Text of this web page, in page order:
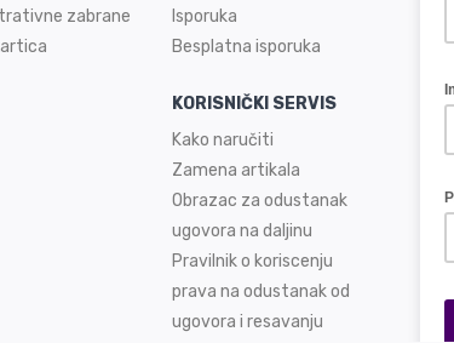
zabrane
Isporuka
Besplatna isporuka
KORISNIČKI SERVIS
Kako naručiti
Zamena artikala
Obrazac za odustanak
ugovora na daljinu
Pravilnik o koriscenju
prava na odustanak od
ugovora i resavanju